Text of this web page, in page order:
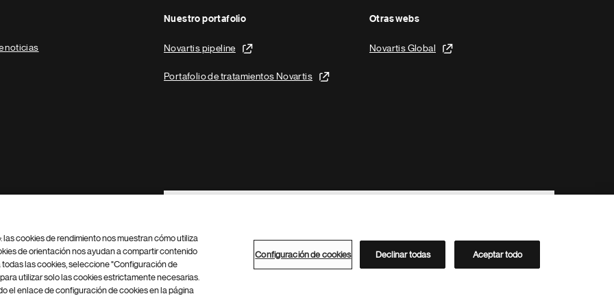
noticias
Nuestro portafolio
Novartis pipeline
Portafolio de tratamientos Novartis
Otras webs
Novartis Global
Footer Site Search
Configuración de cookies Mapa del sitio
Directorio de Novartis
cookies de rendimiento nos muestran cómo utiliza
de orientación nos ayudan a compartir contenido
las cookies, seleccione "Configuración de
utilizar solo las cookies estrictamente necesarias.
el enlace de configuración de cookies en la página
Configuración de cookies Declinar todas Aceptar todo